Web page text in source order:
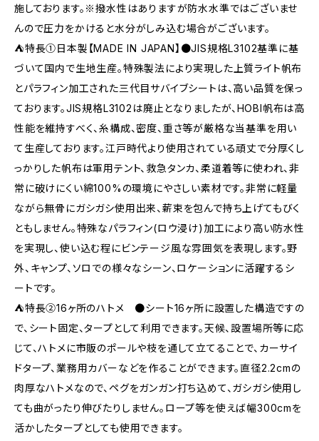
施しております。※撥水性はありますが防水水準ではございませ
んので圧力をかけると水分がしみ込む場合がございます。
⛺特長①日本製【MADE IN JAPAN】●JIS規格L3102基準に基
づいて国内で生地生産。特殊製法により実現した上質ライト帆布
とパラフィン加工された三代目サバイブシートは、高い品質を保っ
ております。JIS規格L3102は廃止となりましたが、HOBI帆布は高
性能を維持すべく、糸構成、密度、重さ等が厳格な当基準を用い
て生産しております。江戸時代より使用されている頑丈で分厚くし
っかりした帆布は軍用テント、救急タンカ、柔道着等に使われ、非
常に破けにくい綿100%の環境にやさしい素材です。非常に軽量
ながら無骨にガシガシ使用出来、薪束を包んで持ち上げてもびく
ともしません。特殊なパラフィン(ロウ浸け)加工により高い防水性
を実現し、使い込む程にビンテージ風な雰囲気を表現します。野
外、キャンプ、ソロでの様々なシーン、ロケーションに活躍するシ
ートです。
⛺特長②16ヶ所のハトメ ●シート16ヶ所に設置した構造ですの
で、シート固定、タープとして利用できます。天候、設置場所等に応
じて、ハトメに市販のポールや枝を通して立てることで、カーサイ
ドタープ、業務用カバーなどを作ることができます。直径2.2cmの
肉厚なハトメなので、ペグをガンガン打ち込めて、ガシガシ使用し
ても曲がったり伸びたりしません。ロープ等を使えば幅300cmを
活かしたタープとしても使用できます。